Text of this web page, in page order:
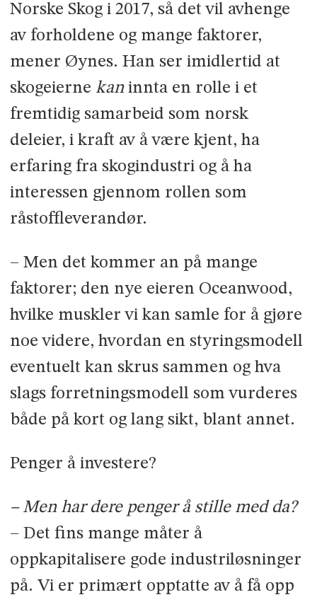
Norske Skog i 2017, så det vil avhenge
av forholdene og mange faktorer,
mener Øynes. Han ser imidlertid at
skogeierne kaninnta en rolle i et
fremtidig samarbeid som norsk
deleier, i kraft av å være kjent, ha
erfaring fra skogindustri og å ha
interessen gjennom rollen som
råstoffleverandør.
– Men det kommer an på mange
faktorer; den nye eieren Oceanwood,
hvilke muskler vi kan samle for å gjøre
noe videre, hvordan en styringsmodell
eventuelt kan skrus sammen og hva
slags forretningsmodell som vurderes
både på kort og lang sikt, blant annet.
Penger å investere?
– Men har dere penger å stille med da?
– Det fins mange måter å
oppkapitalisere gode industriløsninger
på. Vi er primært opptatte av å få opp